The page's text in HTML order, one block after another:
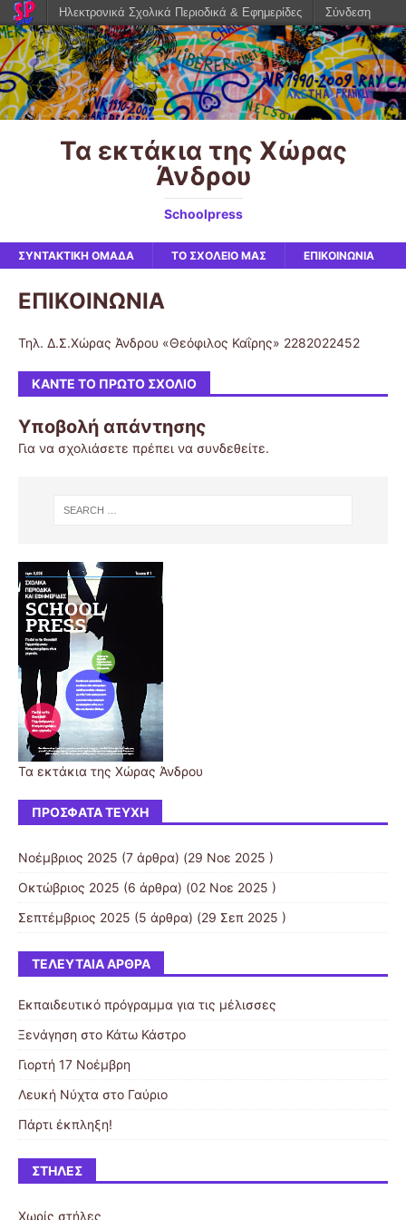
Τα εκτάκια της Χώρας
Άνδρου
Schoolpress
ΣΥΝΤΑΚΤΙΚΗ ΟΜΑΔΑ ΤΟ ΣΧΟΛΕΙΟ ΜΑΣ ΕΠΙΚΟΙΝΩΝΙΑ
ΕΠΙΚΟΙΝΩΝΙΑ
Τηλ. Δ.Σ.Χώρας Άνδρου «Θεόφιλος Καΐρης» 2282022452
ΚΆΝΤΕ ΤΟ ΠΡΏΤΟ ΣΧΌΛΙΟ
Υποβολή απάντησης
Για να σχολιάσετε πρέπει να συνδεθείτε.
Τα εκτάκια της Χώρας Άνδρου
ΠΡΌΣΦΑΤΑ ΤΕΎΧΗ
Νοέμβριος 2025 (7 άρθρα) (29 Νοε 2025 )
Οκτώβριος 2025 (6 άρθρα) (02 Νοε 2025 )
Σεπτέμβριος 2025 (5 άρθρα) (29 Σεπ 2025 )
ΤΕΛΕΥΤΑΊΑ ΆΡΘΡΑ
Εκπαιδευτικό πρόγραμμα για τις μέλισσες
Ξενάγηση στο Κάτω Κάστρο
Γιορτή 17 Νοέμβρη
Λευκή Νύχτα στο Γαύριο
Πάρτι έκπληξη!
ΣΤΉΛΕΣ
Χωρίς στήλες
Ηλεκτρονικά Σχολικά Περιοδικά & Εφημερίδες Σύνδεση